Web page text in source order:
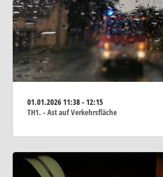
01.01.202611:38 - 12:15
TH1. - Ast auf Verkehrsfläche